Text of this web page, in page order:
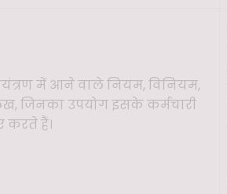
में आने वाले नियम, विनियम,
जिनका उपयोग इसके कर्मचारी
करते हैं।